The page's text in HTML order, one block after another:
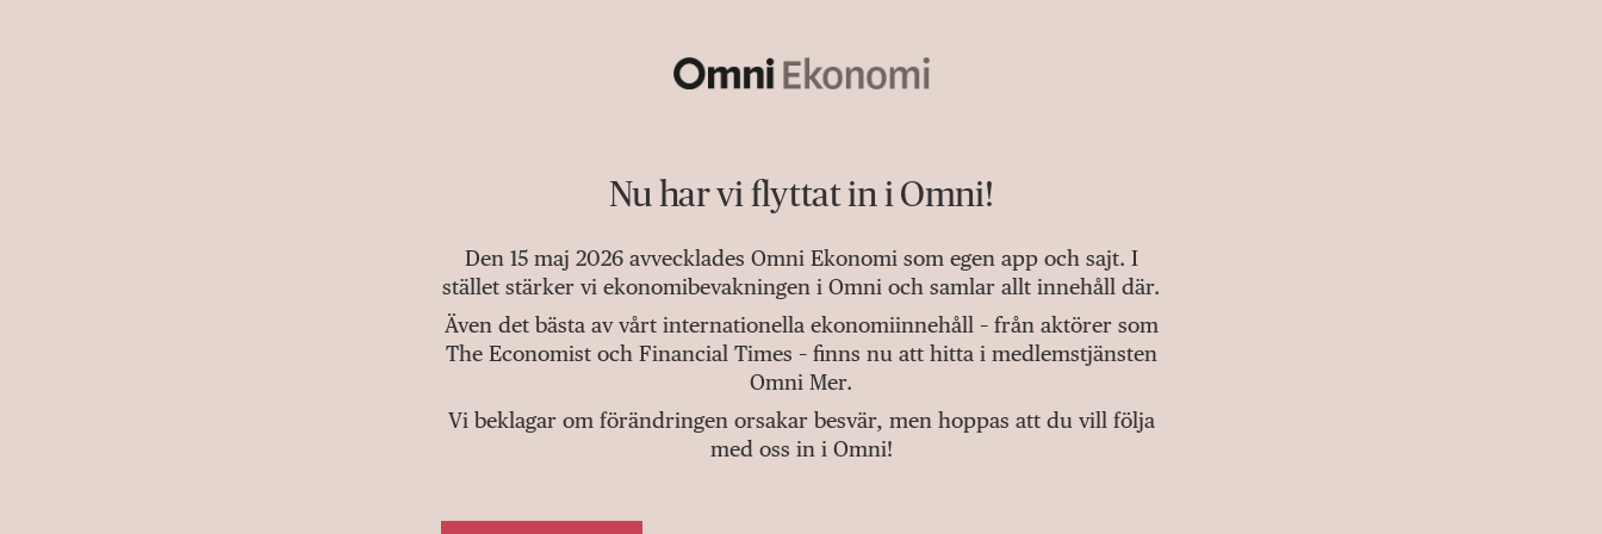
Nu har vi flyttat in i Omni!
Den 15 maj 2026 avvecklades Omni Ekonomi som egen app och sajt. I
stället stärker vi ekonomibevakningen i Omni och samlar allt innehåll där.
Även det bästa av vårt internationella ekonomiinnehåll – från aktörer som
The Economist och Financial Times – finns nu att hitta i medlemstjänsten
Omni Mer.
Vi beklagar om förändringen orsakar besvär, men hoppas att du vill följa
med oss in i Omni!